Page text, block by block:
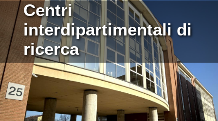
Centri
interdipartimentali di
ricerca